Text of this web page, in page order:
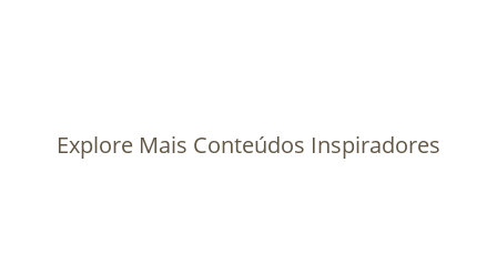
Explore Mais Conteúdos Inspiradores